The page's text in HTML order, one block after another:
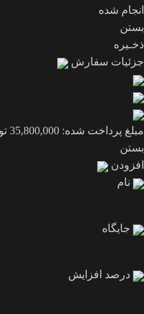
انجام شده
بستن
ذخـیره
جزئیات سفارش
مبلغ پرداخت شده: 35,800,000
بستن
افزودن
نام
جایگاه
درصد افزایش